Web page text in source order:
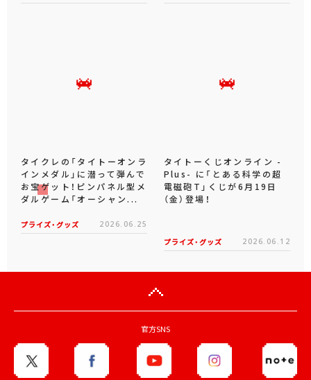
タイクレの「タイトーオンラ
インメダル」に潜って弾んで
お宝ゲット！ピンパネル型メ
ダルゲーム「オーシャン...
プライズ・グッズ 2026.06.25
タイトーくじオンライン -
Plus- に「とある科学の超
電磁砲T」くじが6月19日
（金）登場！
プライズ・グッズ 2026.06.12
官方SNS